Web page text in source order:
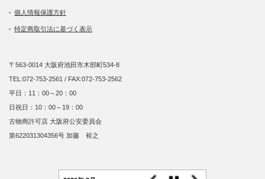
個人情報保護方針
特定商取引法に基づく表示
〒563-0014 大阪府池田市木部町534-8
TEL:072-753-2561 / FAX:072-753-2562
平日：11：00～20：00
日祝日：10：00～19：00
古物商許可店 大阪府公安委員会
第622031304356号 加藤 裕之